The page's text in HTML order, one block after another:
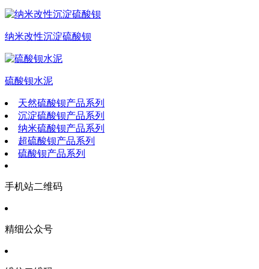
纳米改性沉淀硫酸钡
硫酸钡水泥
天然硫酸钡产品系列
沉淀硫酸钡产品系列
纳米硫酸钡产品系列
超硫酸钡产品系列
硫酸钡产品系列
手机站二维码
精细公众号